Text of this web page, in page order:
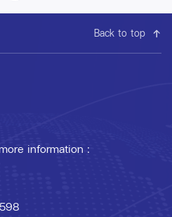
Back to top
information :